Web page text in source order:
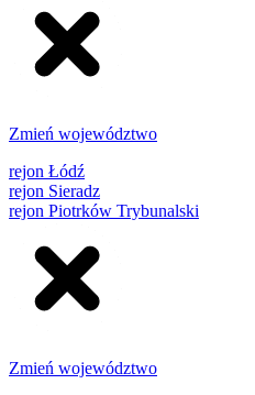
Zmień województwo
rejon Łódź
rejon Sieradz
rejon Piotrków Trybunalski
Zmień województwo